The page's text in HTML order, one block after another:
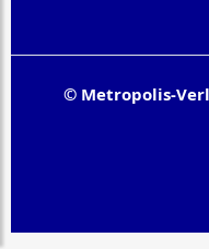
© Metropolis-